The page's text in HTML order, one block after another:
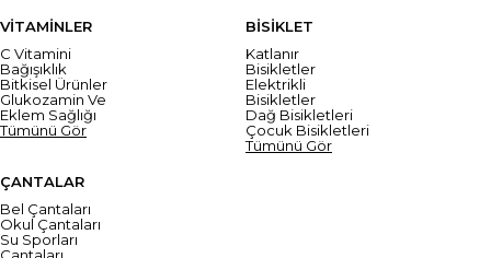
VİTAMİNLER
C Vitamini
Bağışıklık
Bitkisel Ürünler
Glukozamin Ve
Eklem Sağlığı
Tümünü Gör
BİSİKLET
Katlanır
Bisikletler
Elektrikli
Bisikletler
Dağ Bisikletleri
Çocuk Bisikletleri
Tümünü Gör
ÇANTALAR
Bel Çantaları
Okul Çantaları
Su Sporları